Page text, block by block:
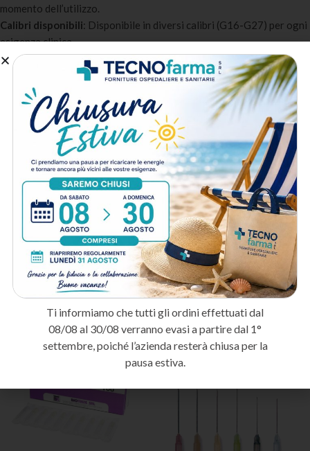
momento dell’utilizzo.
Calibri disponibili: Disponibile in diversi calibri (G16-G27) per ogni
esigenza clinica.
Confezionamento sterile: Sterilizzato con ossido di etilene,
confezione singola sigillata.
A chi è destinato:
Ospedali e reparti di degenza
: Per terapie endovenose, prelievi
ematici e somministrazione di farmaci.
Ambulatori e studi medici
: Per vaccinazioni, iniezioni
intramuscolari e sottocutanee.
Assistenza domiciliare: Per la gestione delle terapie iniettive a
domicilio.
Metodo di spedizione
Prodotti correlati
Ti informiamo che tutti gli ordini effettuati dal
08/08 al 30/08 verranno evasi a partire dal 1°
settembre, poiché l’azienda resterà chiusa per la
pausa estiva.